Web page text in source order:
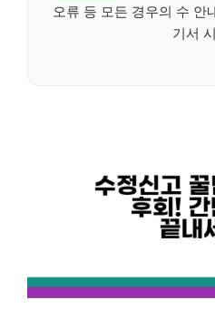
오류 등 모든 경우의 수 안
기서